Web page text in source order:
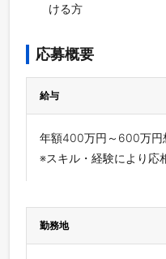
ける方
応募概要
給与
年額400万円～600万円
※スキル・経験により応
勤務地